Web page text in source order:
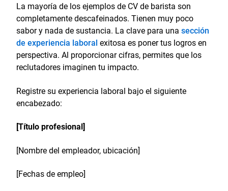
La mayoría de los ejemplos de CV de barista son
completamente descafeinados. Tienen muy poco
sabor y nada de sustancia. La clave para una sección
de experiencia laboral exitosa es poner tus logros en
perspectiva. Al proporcionar cifras, permites que los
reclutadores imaginen tu impacto.
Registre su experiencia laboral bajo el siguiente
encabezado:
[Título profesional]
[Nombre del empleador, ubicación]
[Fechas de empleo]